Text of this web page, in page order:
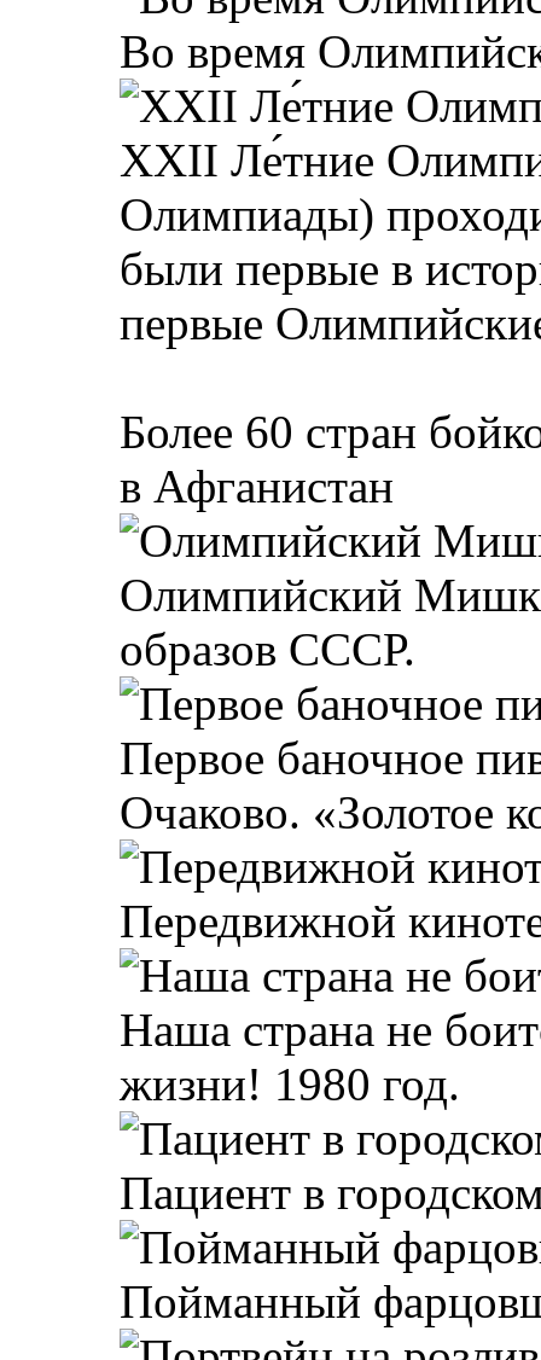
Во время
XXII Ле́тние
Олимпиады)
были первые в
первые
Более 60 стран
в Афганистан
Олимпийский
образов СССР.
Первое баночное
Очаково. «Золотое
Передвижной
Наша страна не
жизни! 1980 год.
Пациент в
Пойманный